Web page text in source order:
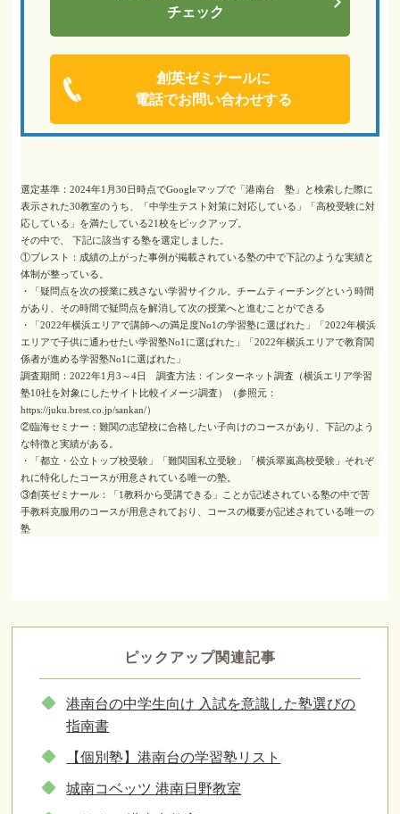
チェック
創英ゼミナールに
電話でお問い合わせする
選定基準：2024年1月30日時点でGoogleマップで「港南台 塾」と検索した際に
表示された30教室のうち、「中学生テスト対策に対応している」「高校受験に対
応している」を満たしている21校をピックアップ。
その中で、 下記に該当する塾を選定しました。
①ブレスト：成績の上がった事例が掲載されている塾の中で下記のような実績と
体制が整っている。
・「疑問点を次の授業に残さない学習サイクル。チームティーチングという時間
があり、その時間で疑問点を解消して次の授業へと進むことができる
・「2022年横浜エリアで講師への満足度No1の学習塾に選ばれた」「2022年横浜
エリアで子供に通わせたい学習塾No1に選ばれた」「2022年横浜エリアで教育関
係者が進める学習塾No1に選ばれた」
調査期間：2022年1月3～4日 調査方法：インターネット調査（横浜エリア学習
塾10社を対象にしたサイト比較イメージ調査）（参照元：
https://juku.brest.co.jp/sankan/）
②臨海セミナー：難関の志望校に合格したい子向けのコースがあり、下記のよう
な特徴と実績がある。
・「都立・公立トップ校受験」「難関国私立受験」「横浜翠嵐高校受験」それぞ
れに特化したコースが用意されている唯一の塾。
③創英ゼミナール：「1教科から受講できる」ことが記述されている塾の中で苦
手教科克服用のコースが用意されており、コースの概要が記述されている唯一の
塾
ピックアップ関連記事
港南台の中学生向け 入試を意識した塾選びの
指南書
【個別塾】港南台の学習塾リスト
城南コベッツ 港南日野教室